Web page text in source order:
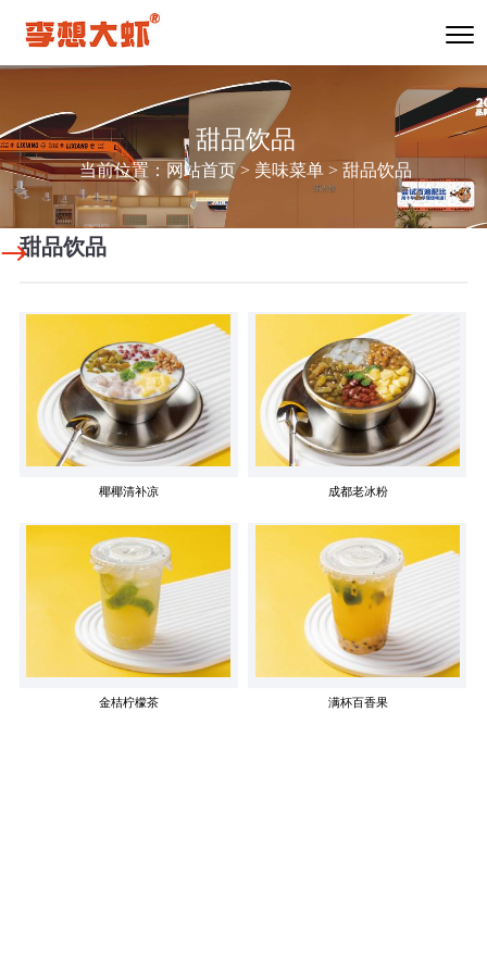
甜品饮品
当前位置： 网站首页> 美味菜单 > 甜品饮品
甜品饮品
椰椰清补凉 成都老冰粉
金桔柠檬茶 满杯百香果